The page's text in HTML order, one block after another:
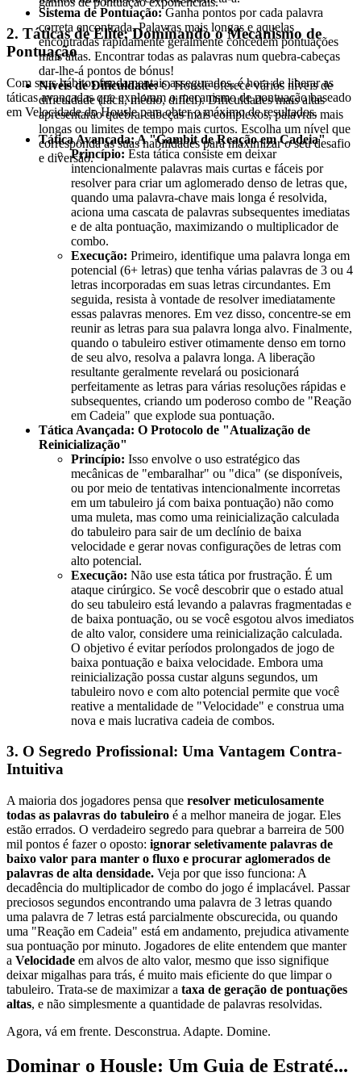
Sistema de Pontuação:Ganha pontos por cada palavra
correta encontrada. Palavras mais longas e aquelas
encontradas rapidamente geralmente concedem pontuações
mais altas. Encontrar todas as palavras num quebra-cabeças
dar-lhe-á pontos de bónus!
Níveis de Dificuldade:O Housle oferece vários níveis de
dificuldade (fácil, médio, difícil). Dificuldades mais altas
apresentarão quebra-cabeças mais complexos, palavras mais
longas ou limites de tempo mais curtos. Escolha um nível que
corresponda às suas habilidades para maximizar o seu desafio
e diversão.
2. Táticas de Elite: Dominando o Mecanismo de
Pontuação
Com seus hábitos fundamentais assegurados, é hora de liberar as
táticas avançadas que exploram o mecanismo de pontuação baseado
em Velocidade do Housle para obter o máximo de resultados.
Tática Avançada: A "Gambit de Reação em Cadeia"
Princípio: Esta tática consiste em deixar
intencionalmente palavras mais curtas e fáceis por
resolver para criar um aglomerado denso de letras que,
quando uma palavra-chave mais longa é resolvida,
aciona uma cascata de palavras subsequentes imediatas
e de alta pontuação, maximizando o multiplicador de
combo.
Execução: Primeiro, identifique uma palavra longa em
potencial (6+ letras) que tenha várias palavras de 3 ou 4
letras incorporadas em suas letras circundantes. Em
seguida, resista à vontade de resolver imediatamente
essas palavras menores. Em vez disso, concentre-se em
reunir as letras para sua palavra longa alvo. Finalmente,
quando o tabuleiro estiver otimamente denso em torno
de seu alvo, resolva a palavra longa. A liberação
resultante geralmente revelará ou posicionará
perfeitamente as letras para várias resoluções rápidas e
subsequentes, criando um poderoso combo de "Reação
em Cadeia" que explode sua pontuação.
Tática Avançada: O Protocolo de "Atualização de
Reinicialização"
Princípio: Isso envolve o uso estratégico das
mecânicas de "embaralhar" ou "dica" (se disponíveis,
ou por meio de tentativas intencionalmente incorretas
em um tabuleiro já com baixa pontuação) não como
uma muleta, mas como uma reinicialização calculada
do tabuleiro para sair de um declínio de baixa
velocidade e gerar novas configurações de letras com
alto potencial.
Execução: Não use esta tática por frustração. É um
ataque cirúrgico. Se você descobrir que o estado atual
do seu tabuleiro está levando a palavras fragmentadas e
de baixa pontuação, ou se você esgotou alvos imediatos
de alto valor, considere uma reinicialização calculada.
O objetivo é evitar períodos prolongados de jogo de
baixa pontuação e baixa velocidade. Embora uma
reinicialização possa custar alguns segundos, um
tabuleiro novo e com alto potencial permite que você
reative a mentalidade de "Velocidade" e construa uma
nova e mais lucrativa cadeia de combos.
3. O Segredo Profissional: Uma Vantagem Contra-
Intuitiva
A maioria dos jogadores pensa que resolver meticulosamente
todas as palavras do tabuleiro é a melhor maneira de jogar. Eles
estão errados. O verdadeiro segredo para quebrar a barreira de 500
mil pontos é fazer o oposto: ignorar seletivamente palavras de
baixo valor para manter o fluxo e procurar aglomerados de
palavras de alta densidade. Veja por que isso funciona: A
decadência do multiplicador de combo do jogo é implacável. Passar
preciosos segundos encontrando uma palavra de 3 letras quando
uma palavra de 7 letras está parcialmente obscurecida, ou quando
uma "Reação em Cadeia" está em andamento, prejudica ativamente
sua pontuação por minuto. Jogadores de elite entendem que manter
a Velocidade em alvos de alto valor, mesmo que isso signifique
deixar migalhas para trás, é muito mais eficiente do que limpar o
tabuleiro. Trata-se de maximizar a taxa de geração de pontuações
altas, e não simplesmente a quantidade de palavras resolvidas.
Agora, vá em frente. Desconstrua. Adapte. Domine.
Dominar o Housle: Um Guia de Estraté...